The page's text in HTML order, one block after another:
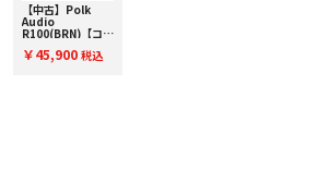
グレー、ホワイトのスピーカーにはライトグレー
Premium Terminal:
端子には締めやすくケーブルを確実に固定できる
用。
【中古】Polk
Audio
R100(BRN)【コー
ックシェルフスピ
￥45,900 税込